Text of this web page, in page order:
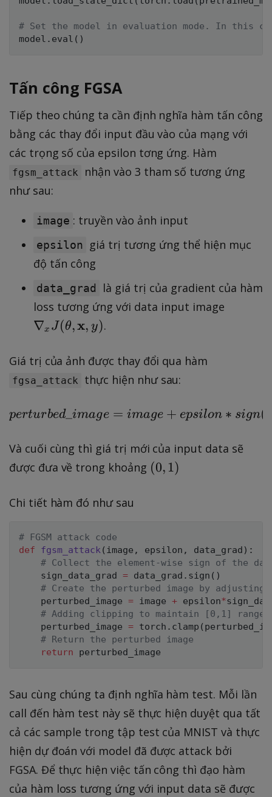
# Set the model in evaluation mode. In this
model . eval ( )
Tấn công FGSA
Tiếp theo chúng ta cần định nghĩa hàm tấn công
bằng các thay đổi input đầu vào của mạng với
các trọng số của epsilon tơng ứng. Hàm
fgsm_attack
nhận vào 3 tham số tương ứng
như sau:
image : truyền vào ảnh input
epsilon
giá trị tương ứng thể hiện mục
độ tấn công
data_grad
là giá trị của gradient của hàm
loss tương ứng với data input image
x
J
b
\
t
h
},
\
m
a
t
h
∇x J(θ,x, y).
Giá trị của ảnh được thay đổi qua hàm
fgsa_attack thực hiện như sau:
perturbed\_image =
perturbed_ image = image + epsilon ∗ sign(
Và cuối cùng thì giá trị mới của input data sẽ
được đưa về trong khoảng (
(0, 1)
Chi tiết hàm đó như sau
# FGSM attack code
def
fgsm_attack( image , epsilon , data_grad ) :
# Collect the element-wise sign of the
    sign_data_grad
= data_grad . sign ( )
# Create the perturbed image by
    perturbed_image
= image + epsilon*
# Adding clipping to maintain [0,1] range
    perturbed_image
= torch . clamp (
# Return the perturbed image
return
Sau cùng chúng ta định nghĩa hàm test. Mỗi lần
call đến hàm test này sẽ thực hiện duyệt qua tất
cả các sample trong tập test của MNIST và thực
hiện dự đoán với model đã được attack bởi
FGSA. Để thực hiện việc tấn công thì đạo hàm
của hàm loss tương ứng với input data sẽ được